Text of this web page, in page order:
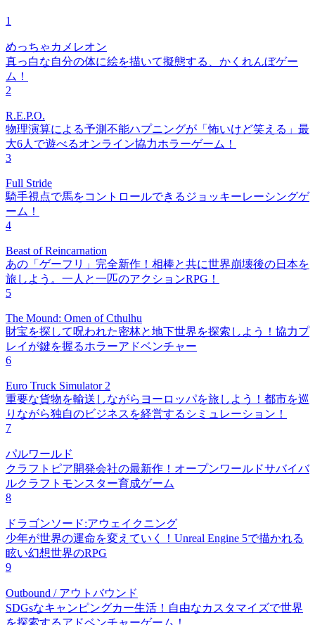
1
めっちゃカメレオン
真っ白な自分の体に絵を描いて擬態する、かくれんぼゲー
ム！
2
R.E.P.O.
物理演算による予測不能ハプニングが「怖いけど笑える」最
大6人で遊べるオンライン協力ホラーゲーム！
3
Full Stride
騎手視点で馬をコントロールできるジョッキーレーシングゲ
ーム！
4
Beast of Reincarnation
あの「ゲーフリ」完全新作！相棒と共に世界崩壊後の日本を
旅しよう。一人と一匹のアクションRPG！
5
The Mound: Omen of Cthulhu
財宝を探して呪われた密林と地下世界を探索しよう！協力プ
レイが鍵を握るホラーアドベンチャー
6
Euro Truck Simulator 2
重要な貨物を輸送しながらヨーロッパを旅しよう！都市を巡
りながら独自のビジネスを経営するシミュレーション！
7
パルワールド
クラフトピア開発会社の最新作！オープンワールドサバイバ
ルクラフトモンスター育成ゲーム
8
ドラゴンソード:アウェイクニング
少年が世界の運命を変えていく！Unreal Engine 5で描かれる
眩い幻想世界のRPG
9
Outbound / アウトバウンド
SDGsなキャンピングカー生活！自由なカスタマイズで世界